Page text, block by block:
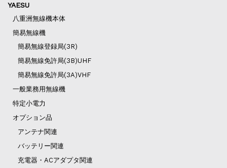
YAESU
八重洲無線機本体
簡易無線機
簡易無線登録局(3R)
簡易無線免許局(3B)UHF
簡易無線免許局(3A)VHF
一般業務用無線機
特定小電力
オプション品
アンテナ関連
バッテリー関連
充電器・ACアダプタ関連